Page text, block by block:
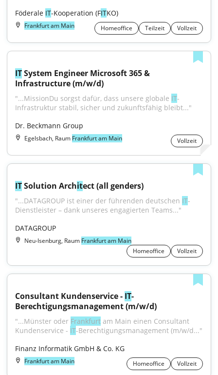
Föderale IT-Kooperation (FITKO)
Frankfurt am Main Homeoffice Teilzeit Vollzeit
IT System Engineer Microsoft 365 &
Infrastructure (m/w/d)
"...MissionDu sorgst dafür, dass unsere globale IT-
Infrastruktur stabil, sicher und zukunftsfähig bleibt..."
Dr. Beckmann Group
Egelsbach, Raum Frankfurt am Main Vollzeit
IT Solution Architect (all genders)
"...DATAGROUP ist einer der führenden deutschen IT-
Dienstleister – dank unseres engagierten Teams..."
DATAGROUP
Neu-Isenburg, Raum Frankfurt am Main
Homeoffice
Vollzeit
Consultant Kundenservice - IT-
Berechtigungsmanagement (m/w/d)
"...Münster oder Frankfurt am Main einen Consultant
Kundenservice - IT-Berechtigungsmanagement (m/w/d..."
Finanz Informatik GmbH & Co. KG
Frankfurt am Main Homeoffice Vollzeit